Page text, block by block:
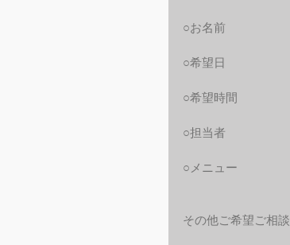
○お名前
○希望日
○希望時間
○担当者
○メニュー
その他ご希望ご相